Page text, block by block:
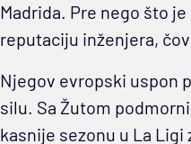
Madrida. Pre nego što
reputaciju inženjera,
Njegov evropski uspon
silu. Sa Žutom
kasnije sezonu u La